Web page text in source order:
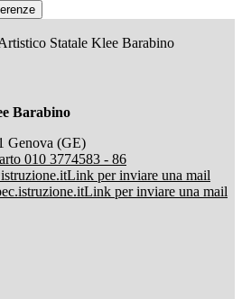
Statale Klee Barabino
Barabino
Genova (GE)
010 3774583 - 86
Link per inviare una mail
Link per inviare una mail